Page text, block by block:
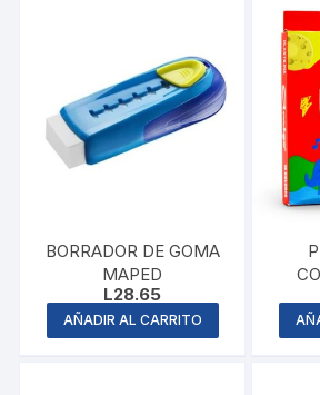
BORRADOR DE GOMA
MAPED
L28.65
AÑADIR AL CARRITO